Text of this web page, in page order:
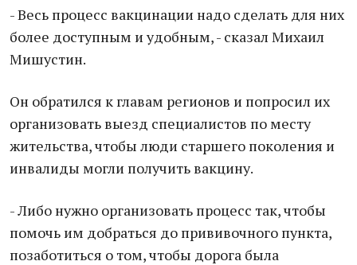
- Весь процесс вакцинации надо сделать для них
более доступным и удобным, - сказал Михаил
Мишустин.
Он обратился к главам регионов и попросил их
организовать выезд специалистов по месту
жительства, чтобы люди старшего поколения и
инвалиды могли получить вакцину.
- Либо нужно организовать процесс так, чтобы
помочь им добраться до прививочного пункта,
позаботиться о том, чтобы дорога была